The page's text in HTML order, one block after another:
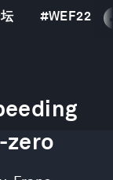
#WEF22
zero